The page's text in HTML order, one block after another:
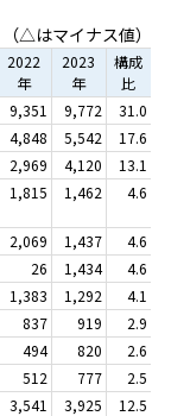
△はマイナス値）
2022
年
2023
年
構成
比
9,351 9,772
31.0
4,848 5,542
17.6
2,969 4,120
13.1
1,815 1,462 4.6
2,069 1,437
4.6
26 1,434
4.6
1,383 1,292
4.1
837 919
2.9
494 820
2.6
512 777
2.5
3,541 3,925
12.5